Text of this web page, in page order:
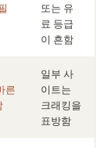
또는 유
료 등급
이 흔함
른
일부 사
이트는
크래킹을
표방함